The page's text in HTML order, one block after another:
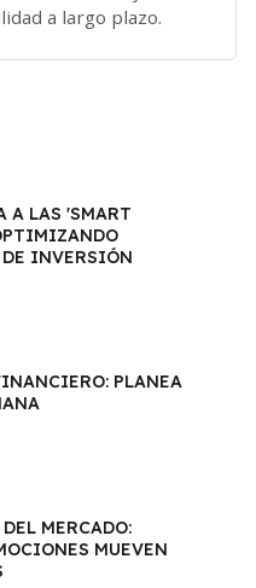
a largo plazo.
A LAS 'SMART
INVERSIÓN
PLANEA
MERCADO:
MUEVEN